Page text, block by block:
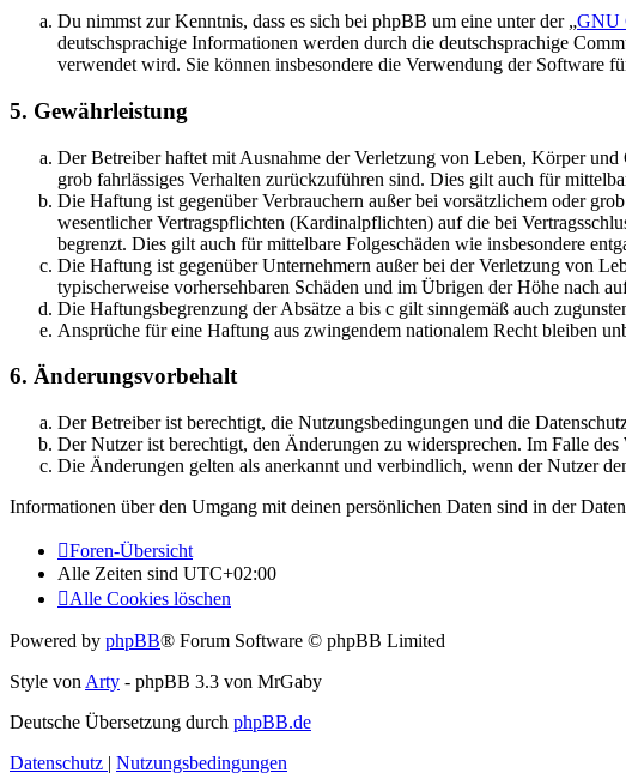
Du nimmst zur Kenntnis, dass es sich bei phpBB um eine unter der „GNU
deutschsprachige Informationen werden durch die deutschsprachige
verwendet wird. Sie können insbesondere die Verwendung der Software
5. Gewährleistung
Der Betreiber haftet mit Ausnahme der Verletzung von Leben, Körper
grob fahrlässiges Verhalten zurückzuführen sind. Dies gilt auch für
Die Haftung ist gegenüber Verbrauchern außer bei vorsätzlichem oder
wesentlicher Vertragspflichten (Kardinalpflichten) auf die bei
begrenzt. Dies gilt auch für mittelbare Folgeschäden wie insbesondere
Die Haftung ist gegenüber Unternehmern außer bei der Verletzung von
typischerweise vorhersehbaren Schäden und im Übrigen der Höhe nach
Die Haftungsbegrenzung der Absätze a bis c gilt sinngemäß auch
Ansprüche für eine Haftung aus zwingendem nationalem Recht bleiben
6. Änderungsvorbehalt
Der Betreiber ist berechtigt, die Nutzungsbedingungen und die
Der Nutzer ist berechtigt, den Änderungen zu widersprechen. Im Falle
Die Änderungen gelten als anerkannt und verbindlich, wenn der Nutzer
Informationen über den Umgang mit deinen persönlichen Daten sind in der
Foren-Übersicht
Alle Zeiten sind UTC+02:00
Alle Cookies löschen
Powered by phpBB® Forum Software © phpBB Limited
Style von Arty - phpBB 3.3 von MrGaby
Deutsche Übersetzung durch phpBB.de
Datenschutz | Nutzungsbedingungen